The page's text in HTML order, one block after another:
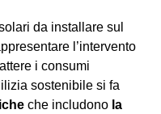
da installare sul
l’intervento
i consumi
sostenibile si fa
che includono la